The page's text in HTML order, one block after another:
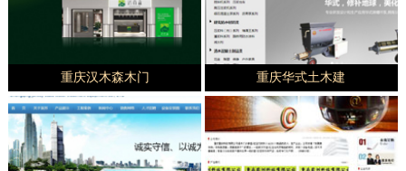
重庆汉木森木门 重庆华式土木建